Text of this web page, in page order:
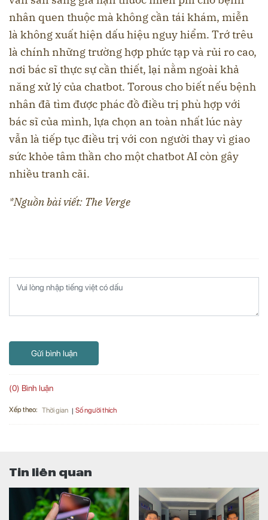
nhân quen thuộc mà không cần tái khám, miễn
là không xuất hiện dấu hiệu nguy hiểm. Trớ trêu
là chính những trường hợp phức tạp và rủi ro cao,
nơi bác sĩ thực sự cần thiết, lại nằm ngoài khả
năng xử lý của chatbot. Torous cho biết nếu bệnh
nhân đã tìm được phác đồ điều trị phù hợp với
bác sĩ của mình, lựa chọn an toàn nhất lúc này
vẫn là tiếp tục điều trị với con người thay vì giao
sức khỏe tâm thần cho một chatbot AI còn gây
nhiều tranh cãi.
*Nguồn bài viết: The Verge
Gửi bình luận
(0) Bình luận
Xếp theo: Thời gian Số người thích
Tin liên quan